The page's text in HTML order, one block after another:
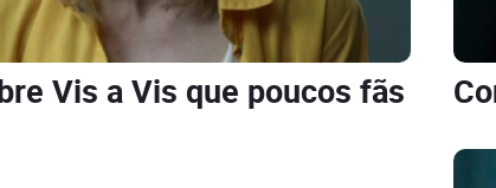
Vis a Vis que poucos fãs